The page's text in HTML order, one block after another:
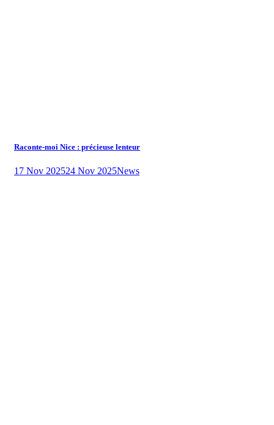
Raconte-moi Nice : précieuse lenteur
17 Nov 202524 Nov 2025News